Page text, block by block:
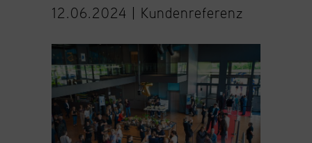
12.06.2024 | Kundenreferenz